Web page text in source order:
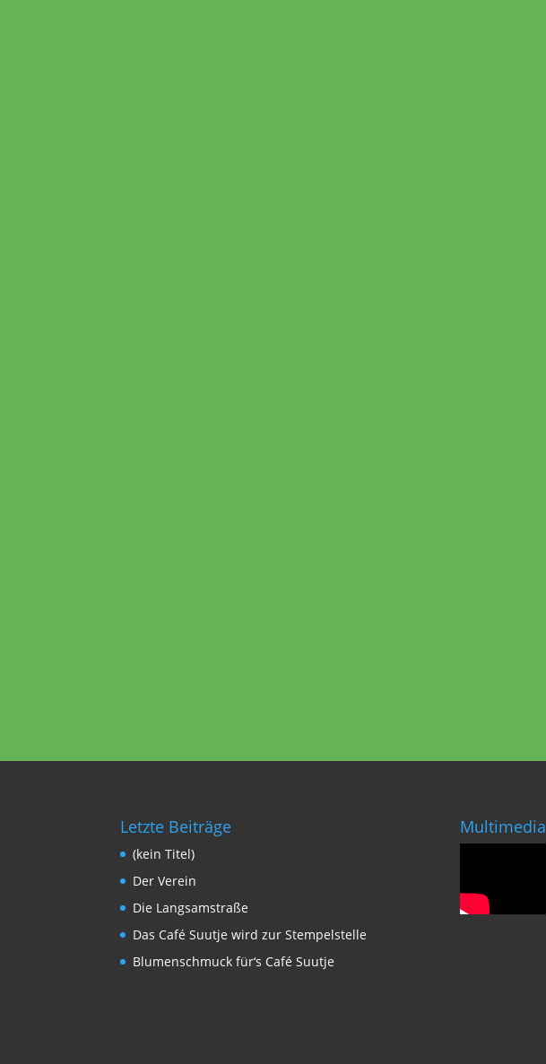
Letzte Beiträge
(kein Titel)
Der Verein
Die Langsamstraße
Das Café Suutje wird zur Stempelstelle
Blumenschmuck für‘s Café Suutje
Multimedia